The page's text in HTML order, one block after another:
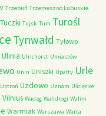
Trzebuń Trzemeszno Lubuskie
Tuczki Tujsk Tum Turośl
Tynwałd Tyłowo
Ulinia Ulrichorst Umiastów
Unin Uniszki Upałty Urle
Ustroń Uzdowo Uznam Uścięcice
Vilnius Wadąg Walidrogi Walim
Warmiak Warszawa Warta